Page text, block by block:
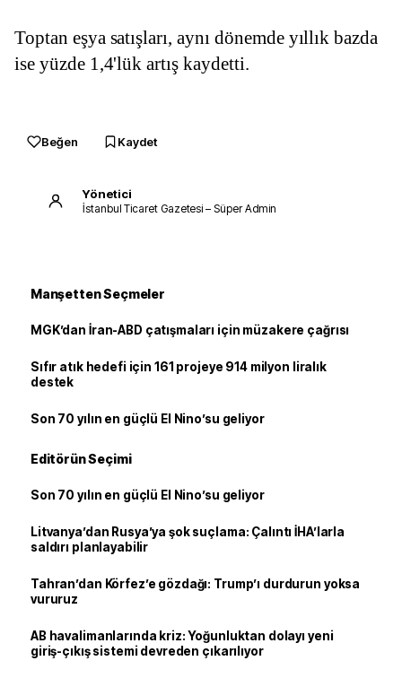
Toptan eşya satışları, aynı dönemde yıllık bazda
ise yüzde 1,4'lük artış kaydetti.
Beğen Kaydet
Yönetici
İstanbul Ticaret Gazetesi – Süper Admin
Manşetten Seçmeler
MGK’dan İran-ABD çatışmaları için müzakere çağrısı
Sıfır atık hedefi için 161 projeye 914 milyon liralık
destek
Son 70 yılın en güçlü El Nino’su geliyor
Editörün Seçimi
Son 70 yılın en güçlü El Nino’su geliyor
Litvanya’dan Rusya’ya şok suçlama: Çalıntı İHA’larla
saldırı planlayabilir
Tahran’dan Körfez’e gözdağı: Trump’ı durdurun yoksa
vururuz
AB havalimanlarında kriz: Yoğunluktan dolayı yeni
giriş-çıkış sistemi devreden çıkarılıyor